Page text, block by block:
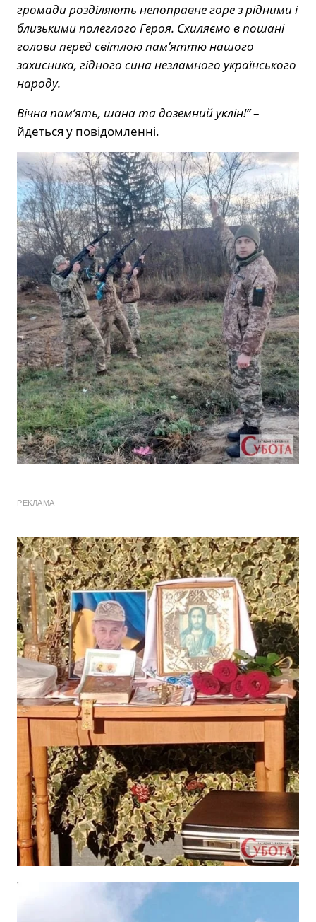
громади розділяють непоправне горе з рідними і
близькими полеглого Героя. Схиляємо в пошані
голови перед світлою пам’яттю нашого
захисника, гідного сина незламного українського
народу.
Вічна пам’ять, шана та доземний уклін!”–
йдеться у повідомленні.
РЕКЛАМА